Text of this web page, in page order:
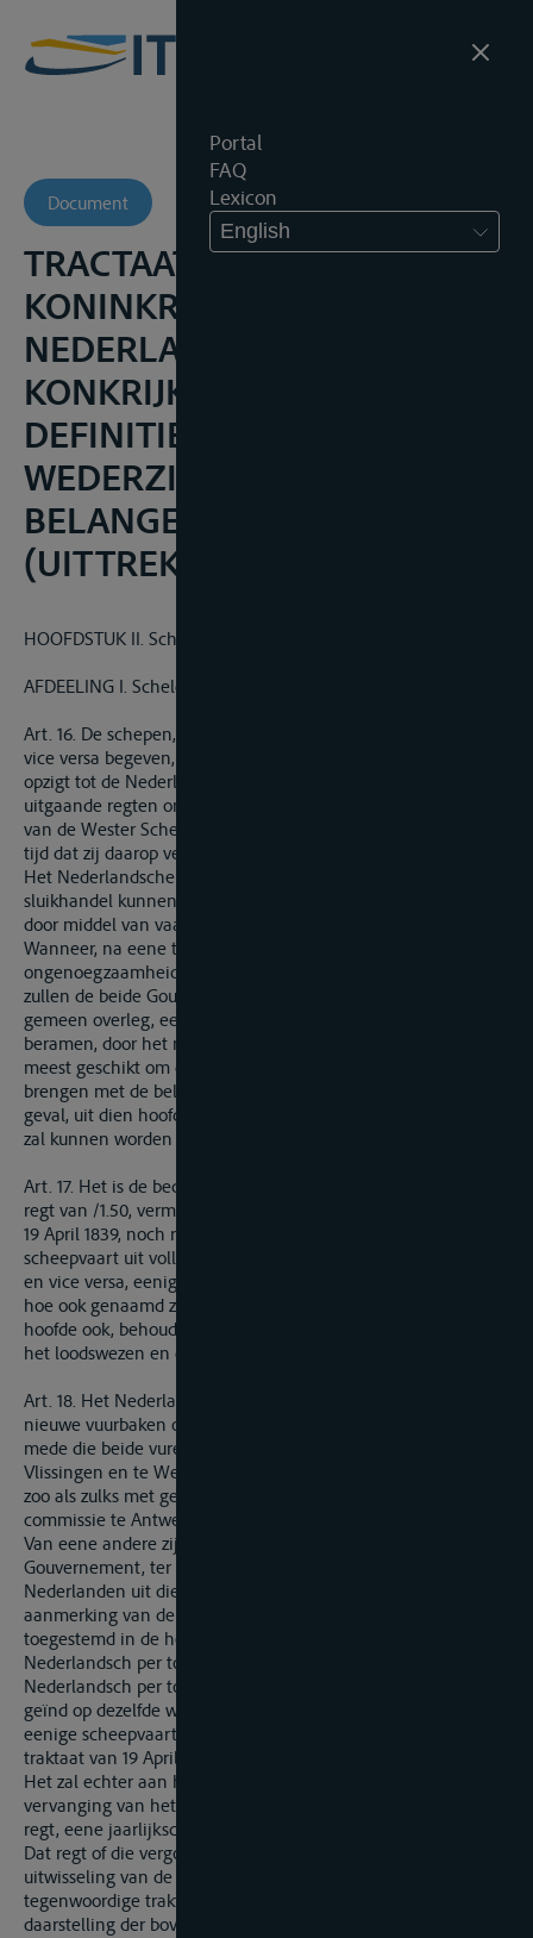
Portal
FAQ
Lexicon
English
Document
TRACTAAT TUSSEN HET
KONINKRIJK DER
NEDERLANDEN EN HET
KONKRIJK BELGIË TOT
DEFINITIEVE REGELING DER
WEDERZIJDSE RECHTEN EN
BELANGEN, 5 MEI 1842
(UITTREKSEL)
HOOFDSTUK II. Scheepvaart.
AFDEELING I. Schelde.
Art. 16. De schepen, welke zich uit volle zee naar Belgie en
vice versa begeven, zullen aan geenerhande formaliteit met
opzigt tot de Nederlandsche administratie van in- en
uitgaande regten onderworpen zijn, gedurende de doorvaart
van de Wester Schelde en hare mondingen of gedurende den
tijd dat zij daarop verblijven.
Het Nederlandsche Gouvernement zal het toezigt tegen den
sluikhandel kunnen uitoefenen, zoo wel aan de oevers, als
door middel van vaartuigen op de rivier zelve.
Wanneer, na eene tweejarige ondervinding, de
ongenoegzaamheid dezer middelen mogt zijn gebleken,
zullen de beide Gouvernementen zich verstaan om, met
gemeen overleg, een krachtiger middel van toezigt te
beramen, door het nemen van andere maatregelen, het
meest geschikt om dat toezigt in overeenstemming te
brengen met de belangen der scheepvaart, welke, in geen
geval, uit dien hoofde, aan hindernissen, kosten of oponthoud
zal kunnen worden blootgesteld.
Art. 17. Het is de bedoeling dat tegen betaling van het eenige
regt van /1.50, vermeld bij § 3 van art. 9 van het traktaat van
19 April 1839, noch regtstreeks, noch zijdelings, van de
scheepvaart uit volle zee naar Belgie langs de WesterSchelde
en vice versa, eenige andere regten, tollen of vergoedingen
hoe ook genaamd zullen kunnen worden geheven, uit welken
hoofde ook, behoudens hetgeen zal worden vastgesteld voor
het loodswezen en de vuurbaken.
Art. 18. Het Nederlandsche Gouvernement verbindt zich
nieuwe vuurbaken op te rigten te Terneuzen en te Bath, gelijk
mede die beide vuren, mitgaders de vuren, die reeds te
Vlissingen en te West-Capelle bestaan, te onderhouden, alles
zoo als zulks met gemeen overleg door de gemengde
commissie te Antwerpen zal worden vastgesteld.
Van eene andere zijde wordt door het Belgische
Gouvernement, ter vergoeding der kosten door de
Nederlanden uit dien hoofde te dragen, en vooral uit
aanmerking van de daarstelling van nieuwe vuren,
toegestemd in de heffing van een regt van 3. centen
Nederlandsch per ton bij het opvaren, zoo mede 3 centen
Nederlandsch per ton bij het afvaren, hetwelk zal worden
geïnd op dezelfde wijze en door dezelfde agenten, als het
eenige scheepvaartsregt, vermeld in § 3 van art. 9 van het
traktaat van 19 April 1839.
Het zal echter aan het Belgische Gouvernement vrijstaan, ter
vervanging van het bij bovenstaande paragraaph vastgestelde
regt, eene jaarlijksche som van f 10,000 te betalen.
Dat regt of die vergoeding zal niet worden betaald, dan na de
uitwisseling van de bekrachtigingen der, naar luid van het
tegenwoordige traktaat, te maken reglementen en na de
daarstelling der bovengenoemde nieuwe vuren.